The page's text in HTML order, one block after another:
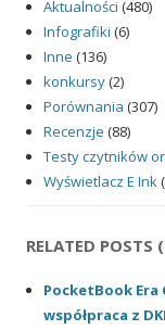
Aktualności (480)
Infografiki (6)
Inne (136)
konkursy(2)
Porównania (307)
Recenzje (88)
Testy czytników
Wyświetlacz E Ink
RELATED POSTS
PocketBook
współpraca z